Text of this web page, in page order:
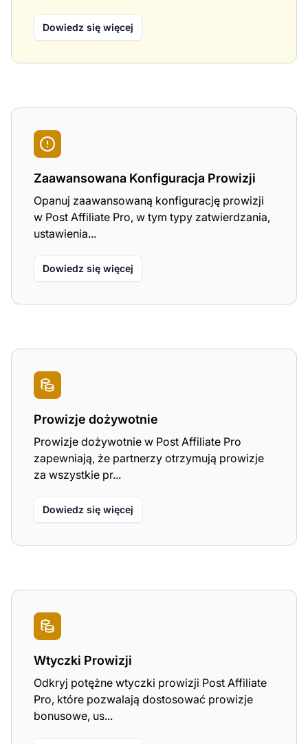
Dowiedz się więcej
Zaawansowana Konfiguracja Prowizji
Opanuj zaawansowaną konfigurację prowizji
w Post Affiliate Pro, w tym typy zatwierdzania,
ustawienia...
Dowiedz się więcej
Prowizje dożywotnie
Prowizje dożywotnie w Post Affiliate Pro
zapewniają, że partnerzy otrzymują prowizje
za wszystkie pr...
Dowiedz się więcej
Wtyczki Prowizji
Odkryj potężne wtyczki prowizji Post Affiliate
Pro, które pozwalają dostosować prowizje
bonusowe, us...